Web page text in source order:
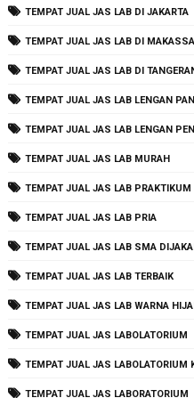
TEMPAT JUAL JAS LAB DI JAKARTA
TEMPAT JUAL JAS LAB DI
TEMPAT JUAL JAS LAB DI
TEMPAT JUAL JAS LAB LENGAN
TEMPAT JUAL JAS LAB LENGAN
TEMPAT JUAL JAS LAB MURAH
TEMPAT JUAL JAS LAB PRAKTIKUM
TEMPAT JUAL JAS LAB PRIA
TEMPAT JUAL JAS LAB SMA
TEMPAT JUAL JAS LAB TERBAIK
TEMPAT JUAL JAS LAB WARNA
TEMPAT JUAL JAS LABOLATORIUM
TEMPAT JUAL JAS LABOLATORIUM
TEMPAT JUAL JAS LABORATORIUM